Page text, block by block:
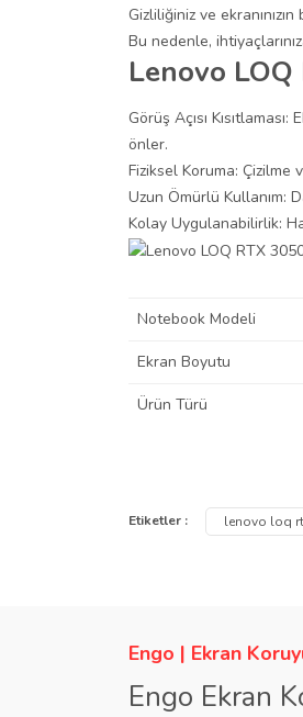
Gizliliğiniz ve
Bu nedenle,
Lenovo
Görüş Açısı
önler.
Fiziksel Koruma: Çizilme
Uzun Ömürlü Kullanım:
Kolay Uygulanabilirlik:
Notebook Modeli
Ekran Boyutu
Ürün Türü
Görüş ve önerileriniz
Ürün bilgilerinde
Ürün fiyatı diğer
Etiketler : lenovo loq
Engo | Ekran
Engo Ekran